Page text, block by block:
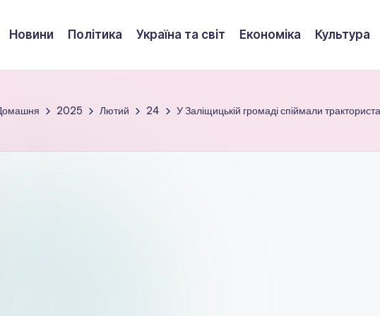
Новини Політика Україна та світ Економіка Культура
2025 Лютий 24 У Заліщицькій громаді спіймали